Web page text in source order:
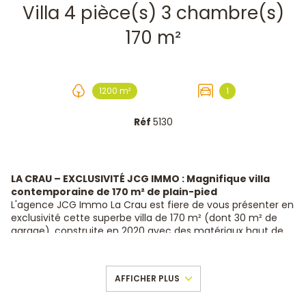
Villa 4 pièce(s) 3 chambre(s)
170 m²
1200 m² 1
Réf 5130
LA CRAU – EXCLUSIVITÉ JCG IMMO : Magnifique villa
contemporaine de 170 m² de plain-pied
L'agence JCG Immo La Crau est fiere de vous présenter en
exclusivité cette superbe villa de 170 m² (dont 30 m² de
garage), construite en 2020 avec des matériaux haut de
ensoleillé de 1200 m², entièrement clos.
Calme absolu garanti !
La villa bénéficie d’une belle exposition sud-ouest, offrant
AFFICHER PLUS